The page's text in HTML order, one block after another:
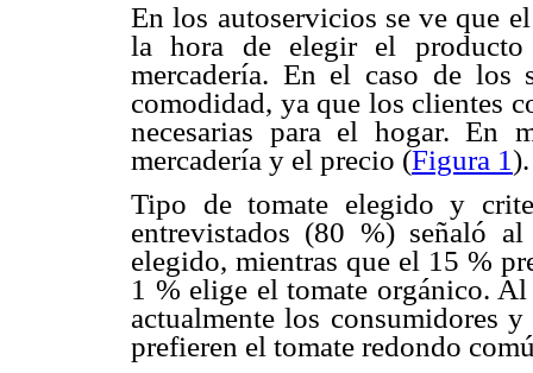
En los autoservicios se ve que
la hora de elegir el
mercadería. En el caso de los
comodidad, ya que los clientes
necesarias para el hogar. En
mercadería y el precio (Figura 1).
Tipo de tomate elegido y
entrevistados (80 %) señaló
elegido, mientras que el 15 %
1 % elige el tomate orgánico. Al
actualmente los consumidores
prefieren el tomate redondo